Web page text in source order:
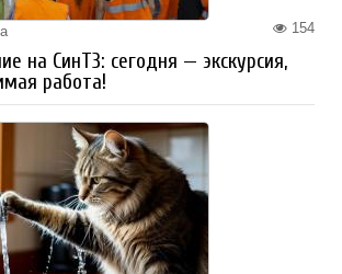
154
на СинТЗ: сегодня — экскурсия,
работа!